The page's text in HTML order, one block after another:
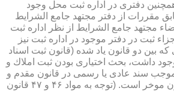
دفتری در اداره ثبت محل وجود
مقررات از دفتر مجتهد جامع الشرایط
مجتهد جامع الشرایط از نظر اداره ثبت
ثبت در دفتر موجود در اداره ثبت نیز
بین دو قانون یاد شده (قانون ثبت اسناد
۱۳۰۸ و ۱۳۱۰) وجود داشت، بحث اختیاری بودن ثبت املاك و
موجب سند عادی یا رسمی در قانون مقدم و
اجباری شدن آن در قانون موخر است. (توجه به مواد ۴۶ و ۴۷ قانون